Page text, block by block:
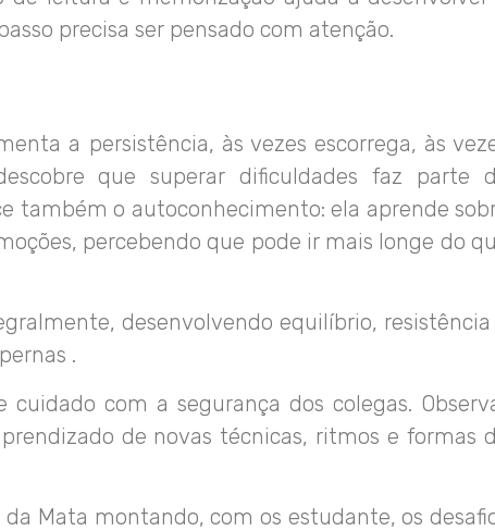
precisa ser pensado com atenção.
a persistência, às vezes escorrega, às
que superar dificuldades faz parte
também o autoconhecimento: ela aprende
percebendo que pode ir mais longe do
desenvolvendo equilíbrio, resistência
.
com a segurança dos colegas.
de novas técnicas, ritmos e formas
Mata montando, com os estudante, os